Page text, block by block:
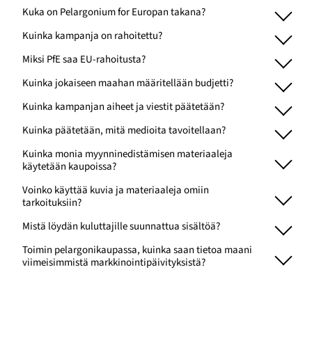
Kuka on Pelargonium for Europan takana?
Kuinka kampanja on rahoitettu?
Miksi PfE saa EU-rahoitusta?
Kuinka jokaiseen maahan määritellään budjetti?
Kuinka kampanjan aiheet ja viestit päätetään?
Kuinka päätetään, mitä medioita tavoitellaan?
Kuinka monia myynninedistämisen materiaaleja
käytetään kaupoissa?
Voinko käyttää kuvia ja materiaaleja omiin
tarkoituksiin?
Mistä löydän kuluttajille suunnattua sisältöä?
Toimin pelargonikaupassa, kuinka saan tietoa maani
viimeisimmistä markkinointipäivityksistä?